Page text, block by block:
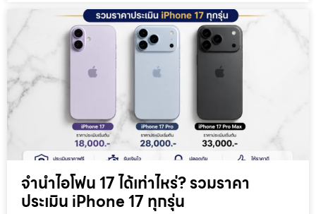
จำนำไอโฟน 17 ได้เท่าไหร่? รวมราคา
ประเมิน iPhone 17 ทุกรุ่น